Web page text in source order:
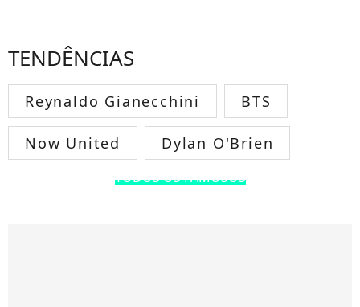
TENDÊNCIAS
Reynaldo Gianecchini BTS
Now United Dylan O'Brien
TODOS OS FAMOSOS